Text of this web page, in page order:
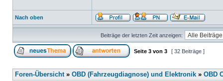
Nach oben
Beiträge der letzten Zeit anzeigen:
Seite 3 von 3 [ 32 Beiträge ]
Foren-Übersicht» OBD (Fahrzeugdiagnose) und Elektronik » OBD